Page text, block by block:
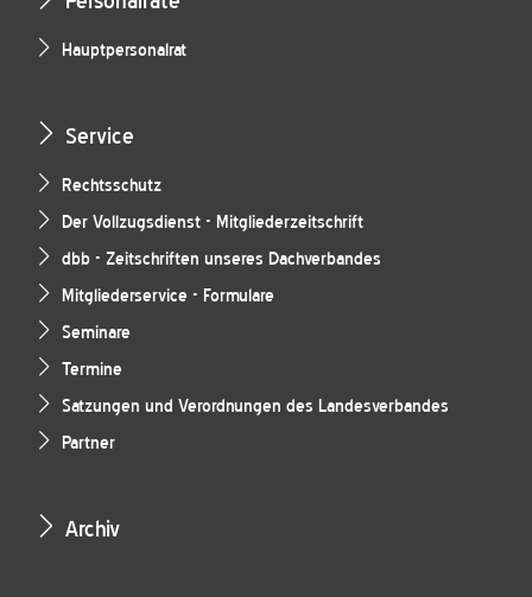
Hauptpersonalrat
Service
Rechtsschutz
Der Vollzugsdienst - Mitgliederzeitschrift
dbb - Zeitschriften unseres Dachverbandes
Mitgliederservice - Formulare
Seminare
Termine
Satzungen und Verordnungen des Landesverbandes
Partner
Archiv